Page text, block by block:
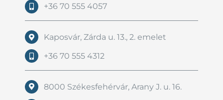
+36 70 555 4057
Kaposvár, Zárda u. 13., 2. emelet
+36 70 555 4312
8000 Székesfehérvár, Arany J. u. 16.